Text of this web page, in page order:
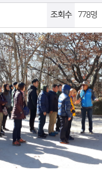
조회수 778명